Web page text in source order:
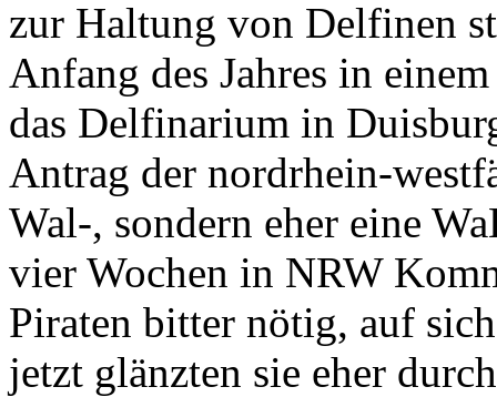
zur Haltung von Delfinen
Anfang des Jahres in
das Delfinarium in
Antrag der nordrhein-
Wal-, sondern eher eine
vier Wochen in NRW
Piraten bitter nötig, auf
jetzt glänzten sie eher